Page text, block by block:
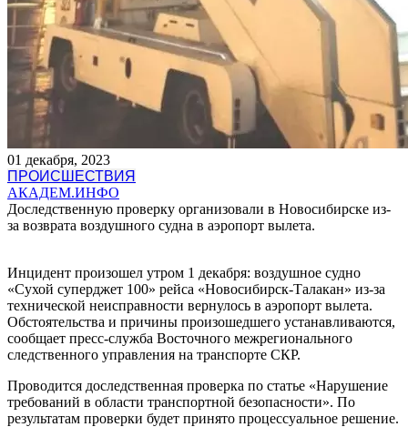
01 декабря, 2023
ПРОИСШЕСТВИЯ
АКАДЕМ.ИНФО
Доследственную проверку организовали в Новосибирске из-
за возврата воздушного судна в аэропорт вылета.
Инцидент произошел утром 1 декабря: воздушное судно
«Сухой суперджет 100» рейса «Новосибирск-Талакан» из-за
технической неисправности вернулось в аэропорт вылета.
Обстоятельства и причины произошедшего устанавливаются,
сообщает пресс-служба Восточного межрегионального
следственного управления на транспорте СКР.
Проводится доследственная проверка по статье «Нарушение
требований в области транспортной безопасности». По
результатам проверки будет принято процессуальное решение.